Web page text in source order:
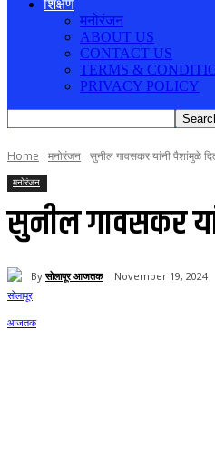
शिक्षण
मनोरंजन
ABOUT US
CONTACT US
TERMS &
PRIVACY POLICY
Home मनोरंजन सुनील गावसकर यांनी पैशांमुळे
मनोरंजन
सुनील गावसकर
By सोलापूर आजतक November 19, 2024